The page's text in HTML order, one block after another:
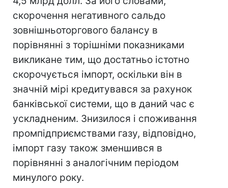
скорочення негативного сальдо
зовнішньоторгового балансу в
порівнянні з торішніми показниками
викликане тим, що достатньо істотно
скорочується імпорт, оскільки він в
значній мірі кредитувався за рахунок
банківської системи, що в даний час є
ускладненим. Знизилося і споживання
промпідприємствами газу, відповідно,
імпорт газу також зменшився в
порівнянні з аналогічним періодом
минулого року.